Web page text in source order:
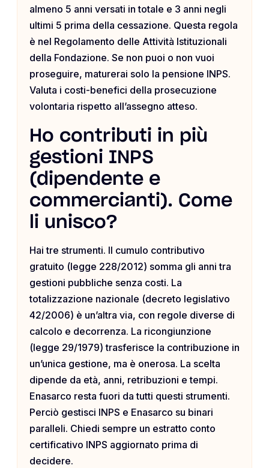
almeno 5 anni versati in totale e 3 anni negli
ultimi 5 prima della cessazione. Questa regola
è nel Regolamento delle Attività Istituzionali
della Fondazione. Se non puoi o non vuoi
proseguire, maturerai solo la pensione INPS.
Valuta i costi-benefici della prosecuzione
volontaria rispetto all’assegno atteso.
Ho contributi in più
gestioni INPS
(dipendente e
commercianti). Come
li unisco?
Hai tre strumenti. Il cumulo contributivo
gratuito (legge 228/2012) somma gli anni tra
gestioni pubbliche senza costi. La
totalizzazione nazionale (decreto legislativo
42/2006) è un’altra via, con regole diverse di
calcolo e decorrenza. La ricongiunzione
(legge 29/1979) trasferisce la contribuzione in
un’unica gestione, ma è onerosa. La scelta
dipende da età, anni, retribuzioni e tempi.
Enasarco resta fuori da tutti questi strumenti.
Perciò gestisci INPS e Enasarco su binari
paralleli. Chiedi sempre un estratto conto
certificativo INPS aggiornato prima di
decidere.